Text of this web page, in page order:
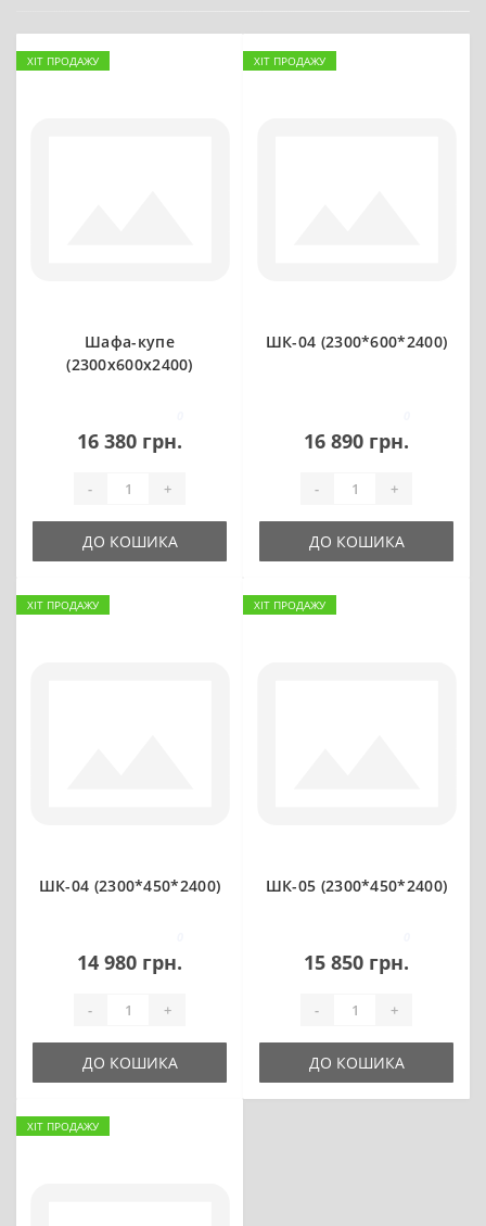
ХІТ ПРОДАЖУ
Шафа-купе
(2300х600х2400)
16 380 грн.
- +
ДО КОШИКА
ХІТ ПРОДАЖУ
ШК-04 (2300*600*2400)
16 890 грн.
- +
ДО КОШИКА
ХІТ ПРОДАЖУ
ШК-04 (2300*450*2400)
14 980 грн.
- +
ДО КОШИКА
ХІТ ПРОДАЖУ
ШК-05 (2300*450*2400)
15 850 грн.
- +
ДО КОШИКА
ХІТ ПРОДАЖУ